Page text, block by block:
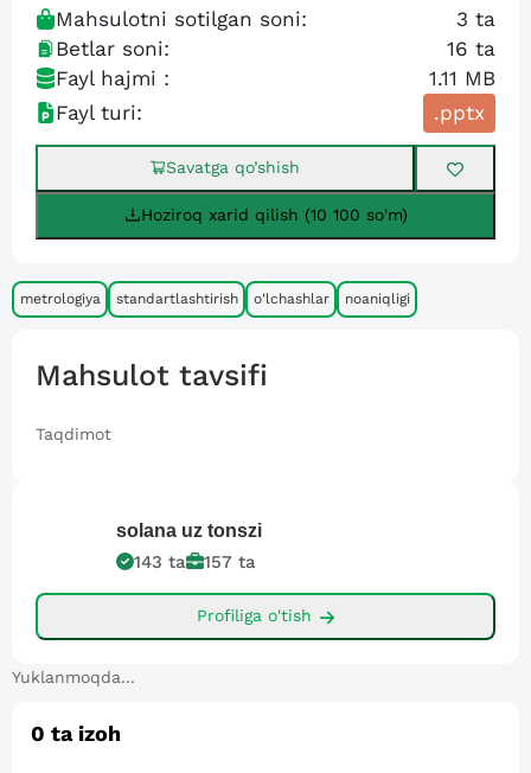
Mahsulotni sotilgan soni: 3 ta
Betlar soni:
16 ta
Fayl hajmi :
1.11 MB
Fayl turi:
.pptx
Savatga qo’shish
Hoziroq xarid qilish (10 100 so'm)
metrologiya standartlashtirish o'lchashlar noaniqligi
Mahsulot tavsifi
Taqdimot
solana uz tonszi
143 ta 157 ta
Profiliga o'tish
Yuklanmoqda...
0 ta izoh